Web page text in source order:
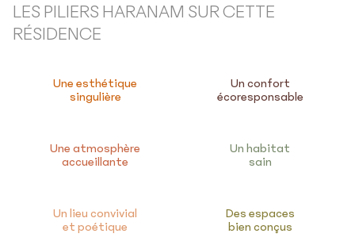
LES PILIERS HARANAM SUR CETTE
RÉSIDENCE
Une esthétique
singulière
Un confort
écoresponsable
Une atmosphère
accueillante
Un habitat
sain
Un lieu convivial
et poétique
Des espaces
bien conçus